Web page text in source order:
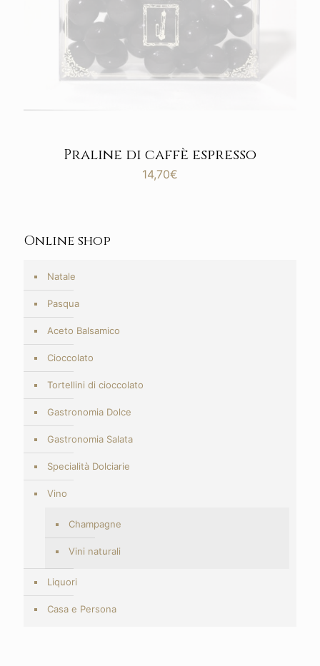
Praline di caffè espresso
14,70€
Online shop
Natale
Pasqua
Aceto Balsamico
Cioccolato
Tortellini di cioccolato
Gastronomia Dolce
Gastronomia Salata
Specialità Dolciarie
Vino
Champagne
Vini naturali
Liquori
Casa e Persona